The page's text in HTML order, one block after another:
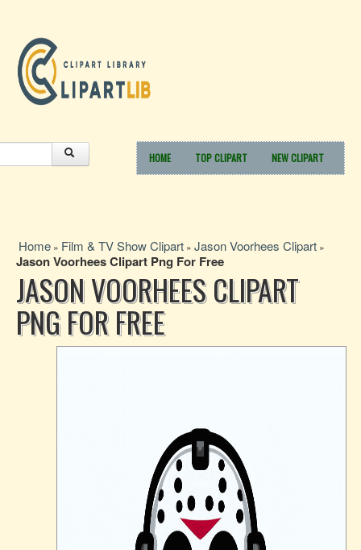
HOME TOP CLIPART NEW CLIPART
Home » Film & TV Show Clipart » Jason Voorhees Clipart »
Jason Voorhees Clipart Png For Free
JASON VOORHEES CLIPART
PNG FOR FREE